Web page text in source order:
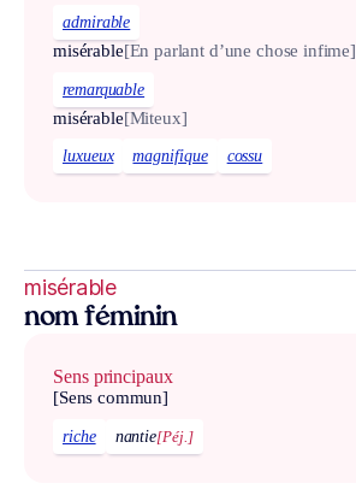
admirable
misérable[En parlant d’une chose infime]
remarquable
misérable[Miteux]
luxueux magnifique cossu
misérable
nom féminin
Sens principaux
[Sens commun]
riche nantie[Péj.]